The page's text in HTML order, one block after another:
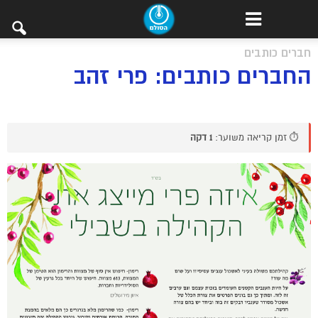
חברים כותבים
החברים כותבים: פרי זהב
⏱️ זמן קריאה משוער: 1 דקה